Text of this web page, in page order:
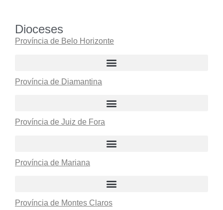
Dioceses
Província de Belo Horizonte
Província de Diamantina
Província de Juiz de Fora
Província de Mariana
Província de Montes Claros